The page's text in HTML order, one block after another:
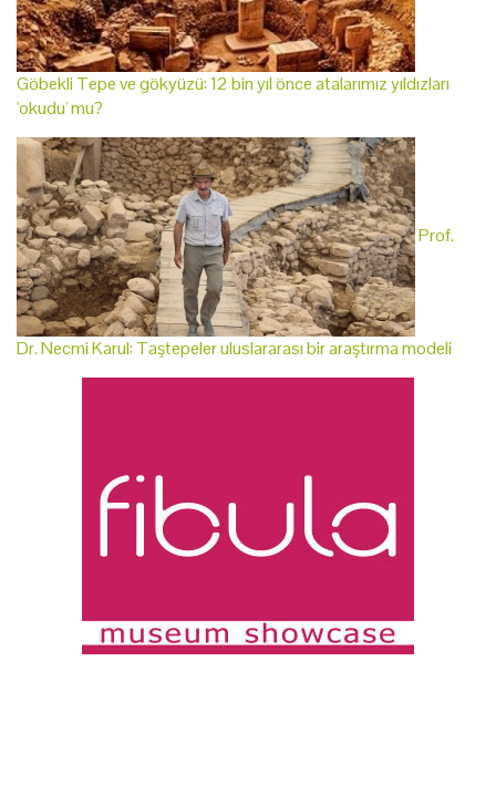
Göbekli Tepe ve gökyüzü: 12 bin yıl önce atalarımız yıldızları
'okudu' mu?
Prof.
Dr. Necmi Karul: Taştepeler uluslararası bir araştırma modeli